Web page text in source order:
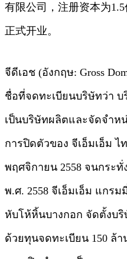
有限公司，注册资本为
正式开业。
จีดีเอช (อังกฤษ: Gross
ชื่อที่จดทะเบียนบริษัทว่า บ
เป็นบริษัทผลิตและจัดจำห
การปิดตัวของ จีเอ็มเอ็ม ไ
พฤศจิกายน 2558 จนกระ
พ.ศ. 2558 จีเอ็มเอ็ม แกร
หับโห้หิ้นบางกอก จัดตั้งบ
ด้วยทุนจดทะเบียน 150 ล้